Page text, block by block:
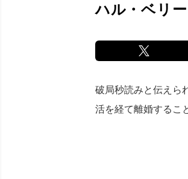
ハル・ベリ
破局秒読みと伝えら
活を経て離婚するこ